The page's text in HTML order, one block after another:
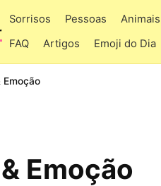
Sorrisos Pessoas Animais
FAQ
Artigos Emoji do Dia
Emoção
Emoção